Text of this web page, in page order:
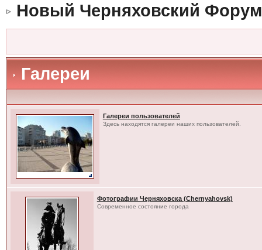
Новый Черняховский Форум
Галереи
Галереи пользователей
Здесь находятся галереи наших пользователей.
Фотографии Черняховска (Chernyahovsk)
Современное состояние города